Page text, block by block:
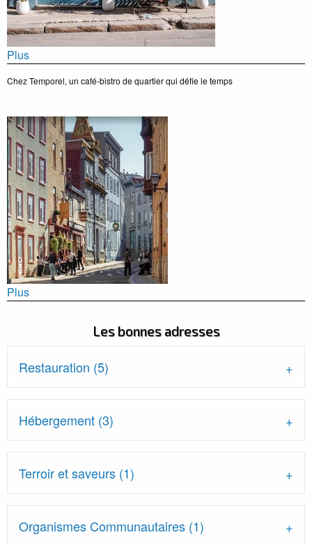
Plus
Chez Temporel, un café-bistro de quartier qui défie le temps
Plus
Les bonnes adresses
Restauration (5)
Hébergement (3)
Terroir et saveurs (1)
Organismes Communautaires (1)